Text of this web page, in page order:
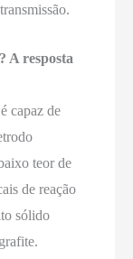
A resposta
capaz de
teor de
de reação
sólido